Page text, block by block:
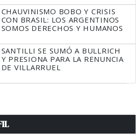
CHAUVINISMO BOBO Y CRISIS
CON BRASIL: LOS ARGENTINOS
SOMOS DERECHOS Y HUMANOS
SANTILLI SE SUMÓ A BULLRICH
Y PRESIONA PARA LA RENUNCIA
DE VILLARRUEL